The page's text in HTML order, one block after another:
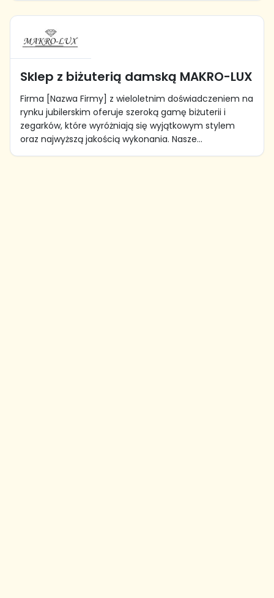
Sklep z biżuterią damską MAKRO-LUX
Firma [Nazwa Firmy] z wieloletnim doświadczeniem na
rynku jubilerskim oferuje szeroką gamę biżuterii i
zegarków, które wyróżniają się wyjątkowym stylem
oraz najwyższą jakością wykonania. Nasze...